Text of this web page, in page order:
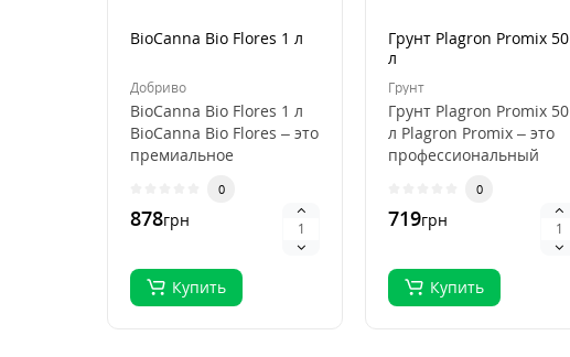
BioCanna Bio Flores 1 л
Добриво
BioCanna Bio Flores 1 л
BioCanna Bio Flores – это
премиальное
удобрение для ст..
0
878грн
Купить
Грунт Plagron Promix 50
л
Грунт
Грунт Plagron Promix 50
л Plagron Promix – это
профессиональный
выращивания
растений, ..
0
719грн
Купить